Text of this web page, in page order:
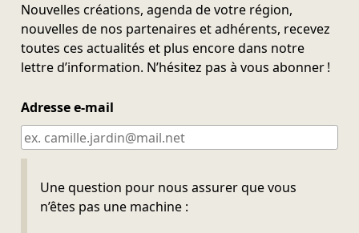
Nouvelles créations, agenda de votre région,
nouvelles de nos partenaires et adhérents, recevez
toutes ces actualités et plus encore dans notre
lettre d’information. N’hésitez pas à vous abonner !
Adresse e-mail
Une question pour nous assurer que vous
n’êtes pas une machine :
Ne pas remplir